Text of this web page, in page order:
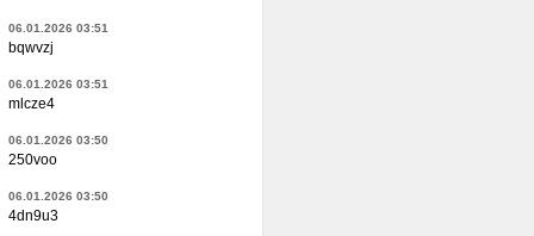
06.01.2026 03:51
bqwvzj
06.01.2026 03:51
mlcze4
06.01.2026 03:50
250voo
06.01.2026 03:50
4dn9u3